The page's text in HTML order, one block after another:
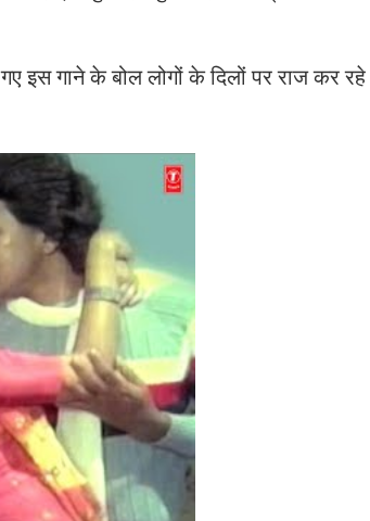
इस गाने के बोल लोगों के दिलों पर राज कर रहे